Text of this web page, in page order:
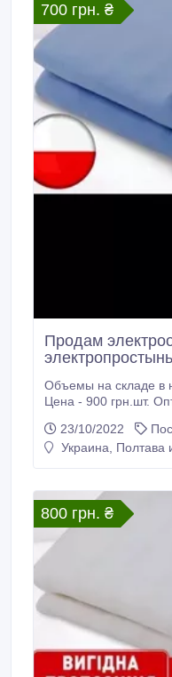
700 грн. ₴
Продам
Объемы на складе в
Цена - 900 грн.шт.
Самовывоз
УкрПочта. ОЛХ
23/10/2022
Украина, Полтава
800 грн. ₴